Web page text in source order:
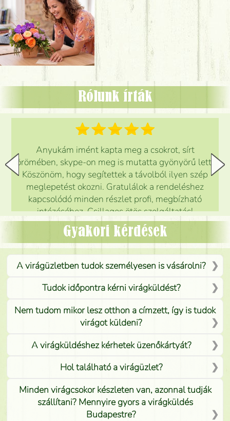
Rólunk írták
Anyukám imént kapta meg a csokrot, sírt
örömében, skype-on meg is mutatta gyönyörű lett.
Köszönöm, hogy segítettek a távolból ilyen szép
meglepetést okozni. Gratulálok a rendeléshez
kapcsolódó minden részlet profi, megbízható
intézéséhez. Csillagos ötös szolgáltatás!
Mónika
Gyakori kérdések
A virágüzletben tudok személyesen is vásárolni?
Tudok időpontra kérni virágküldést?
Nem tudom mikor lesz otthon a címzett, így is tudok
virágot küldeni?
A virágküldéshez kérhetek üzenőkártyát?
Hol található a virágüzlet?
Minden virágcsokor készleten van, azonnal tudják
szállítani? Mennyire gyors a virágküldés
Budapestre?